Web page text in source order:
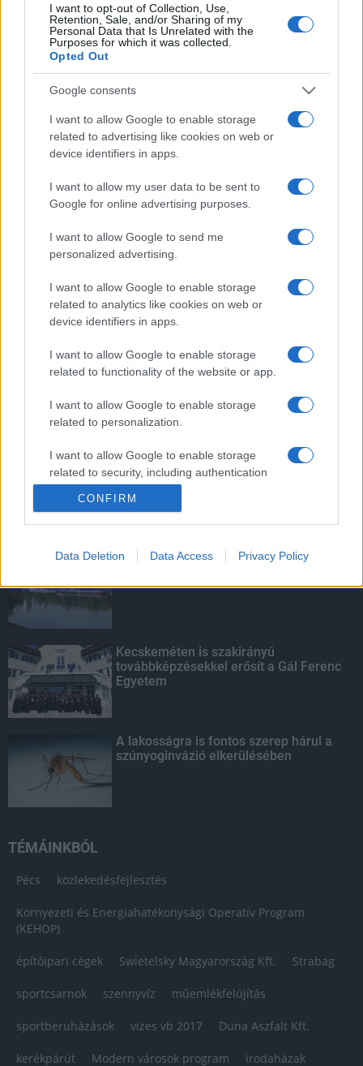
I want to opt-out of Collection, Use,
Retention, Sale, and/or Sharing of my
Personal Data that Is Unrelated with the
Purposes for which it was collected.
Opted Out
Google consents
I want to allow Google to enable storage
related to advertising like cookies on web or
device identifiers in apps.
I want to allow my user data to be sent to
Google for online advertising purposes.
I want to allow Google to send me
personalized advertising.
I want to allow Google to enable storage
related to analytics like cookies on web or
device identifiers in apps.
I want to allow Google to enable storage
related to functionality of the website or app.
I want to allow Google to enable storage
related to personalization.
I want to allow Google to enable storage
related to security, including authentication
functionality and fraud prevention, and other
user protection.
CONFIRM
Data Deletion Data Access Privacy Policy
HÍRDETÉS
HÍRDETÉS
LEGOLVASOTTABB
Szerdától rárajtolhatunk a jövő nyári
foci-Eb jegyeire
vízgyűjtőjére
Víztoronyba rekedt munkásokat
Megérkezett az eső a Duna
Kecskeméten is szakirányú
továbbképzésekkel erősít a Gál Ferenc
Egyetem
A lakosságra is fontos szerep hárul a
szúnyoginvázió elkerülésében
TÉMÁINKBÓL
Pécs közlekedésfejlesztés
Környezeti és Energiahatékonysági Operatív Program
(KEHOP)
építőipari cégek Swietelsky Magyarország Kft. Strabag
sportcsarnok szennyvíz műemlékfelújítás
sportberuházások vizes vb 2017 Duna Aszfalt Kft.
kerékpárút Modern városok program irodaházak